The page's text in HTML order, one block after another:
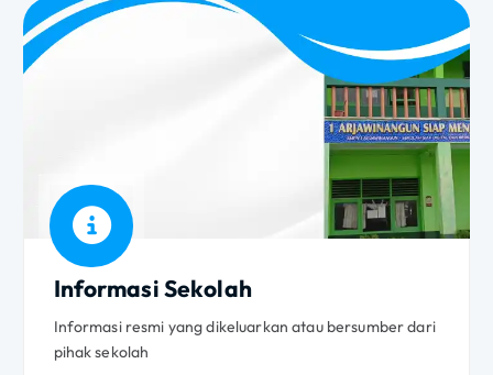
Informasi Sekolah
Informasi resmi yang dikeluarkan atau bersumber dari
pihak sekolah